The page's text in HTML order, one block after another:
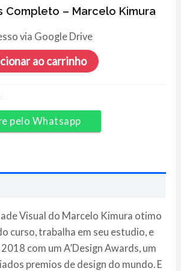
Completo – Marcelo Kimura
via Google Drive
ao carrinho
pelo Whatsapp
Visual do Marcelo Kimura otimo
curso, trabalha em seu estudio, e
com um A’Design Awards, um
premios de design do mundo. E